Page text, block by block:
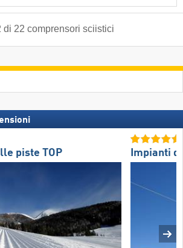
di 22 comprensori sciistici
piste TOP Impianti